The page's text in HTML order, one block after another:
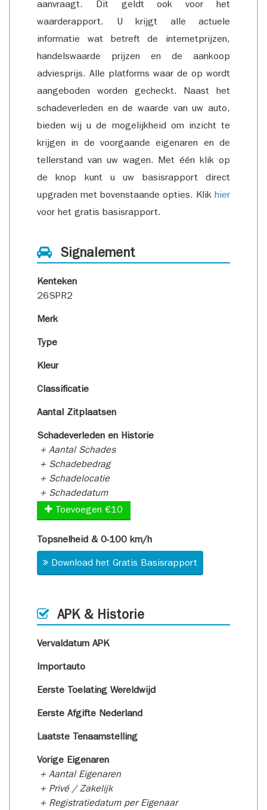
aanvraagt. Dit geldt ook voor het
waarderapport. U krijgt alle actuele
informatie wat betreft de internetprijzen,
handelswaarde prijzen en de aankoop
adviesprijs. Alle platforms waar de op wordt
aangeboden worden gecheckt. Naast het
schadeverleden en de waarde van uw auto,
bieden wij u de mogelijkheid om inzicht te
krijgen in de voorgaande eigenaren en de
tellerstand van uw wagen. Met één klik op
de knop kunt u uw basisrapport direct
upgraden met bovenstaande opties. Klik hier
voor het gratis basisrapport.
Signalement
Kenteken
26SPR2
Merk
Type
Kleur
Classificatie
Aantal Zitplaatsen
Schadeverleden en Historie
+ Aantal Schades
+ Schadebedrag
+ Schadelocatie
+ Schadedatum
Toevoegen €10
Topsnelheid & 0-100 km/h
Download het Gratis Basisrapport
APK & Historie
Vervaldatum APK
Importauto
Eerste Toelating Wereldwijd
Eerste Afgifte Nederland
Laatste Tenaamstelling
Vorige Eigenaren
+ Aantal Eigenaren
+ Privé / Zakelijk
+ Registratiedatum per Eigenaar